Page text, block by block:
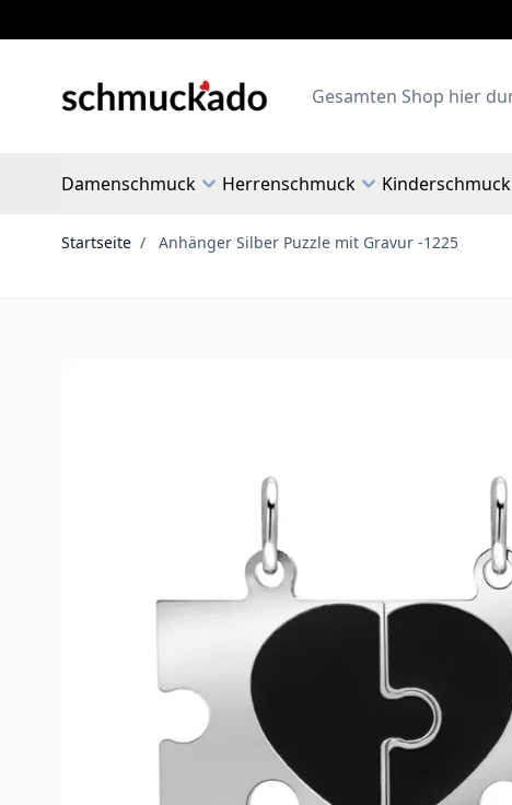
Search
Damenschmuck Herrenschmuck Kinderschmuck
Startseite / Anhänger Silber Puzzle mit Gravur -1225